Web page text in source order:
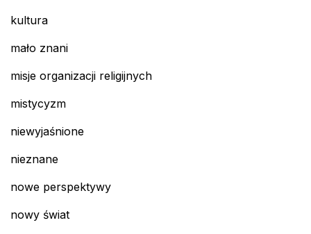
kultura
mało znani
misje organizacji religijnych
mistycyzm
niewyjaśnione
nieznane
nowe perspektywy
nowy świat